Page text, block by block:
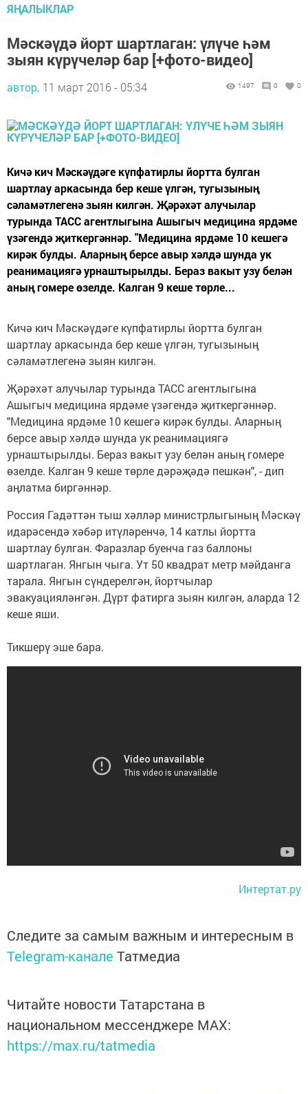
ЯҢАЛЫКЛАР
Мәскәүдә йорт шартлаган: үлүче һәм
зыян күрүчеләр бар [+фото-видео]
автор, 11 март 2016 - 05:34 1497 0 0
Кичә кич Мәскәүдәге күпфатирлы йортта булган
шартлау аркасында бер кеше үлгән, тугызының
сәламәтлегенә зыян килгән. Җәрәхәт алучылар
турында ТАСС агентлыгына Ашыгыч медицина ярдәме
үзәгендә җиткергәннәр. "Медицина ярдәме 10 кешегә
кирәк булды. Аларның берсе авыр хәлдә шунда ук
реанимациягә урнаштырылды. Бераз вакыт узу белән
аның гомере өзелде. Калган 9 кеше төрле...
Кичә кич Мәскәүдәге күпфатирлы йортта булган
шартлау аркасында бер кеше үлгән, тугызының
сәламәтлегенә зыян килгән.
Җәрәхәт алучылар турында ТАСС агентлыгына
Ашыгыч медицина ярдәме үзәгендә җиткергәннәр.
"Медицина ярдәме 10 кешегә кирәк булды. Аларның
берсе авыр хәлдә шунда ук реанимациягә
урнаштырылды. Бераз вакыт узу белән аның гомере
өзелде. Калган 9 кеше төрле дәрәҗәдә пешкән", - дип
аңлатма биргәннәр.
Россия Гадәттән тыш хәлләр министрлыгының Мәскәү
идарәсендә хәбәр итүләренчә, 14 катлы йортта
шартлау булган. Фаразлар буенча газ баллоны
шартлаган. Янгын чыга. Ут 50 квадрат метр мәйданга
тарала. Янгын сүндерелгән, йортчылар
эвакуацияләнгән. Дүрт фатирга зыян килгән, аларда 12
кеше яши.
Тикшерү эше бара.
Интертат.ру
Следите за самым важным и интересным в
Telegram-канале Татмедиа
Читайте новости Татарстана в
национальном мессенджере MАХ:
https://max.ru/tatmedia